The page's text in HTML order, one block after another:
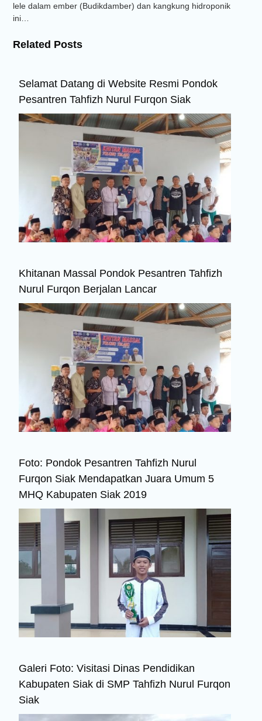
lele dalam ember (Budikdamber) dan kangkung hidroponik
ini…
Related Posts
Selamat Datang di Website Resmi Pondok
Pesantren Tahfizh Nurul Furqon Siak
Khitanan Massal Pondok Pesantren Tahfizh
Nurul Furqon Berjalan Lancar
Foto: Pondok Pesantren Tahfizh Nurul
Furqon Siak Mendapatkan Juara Umum 5
MHQ Kabupaten Siak 2019
Galeri Foto: Visitasi Dinas Pendidikan
Kabupaten Siak di SMP Tahfizh Nurul Furqon
Siak